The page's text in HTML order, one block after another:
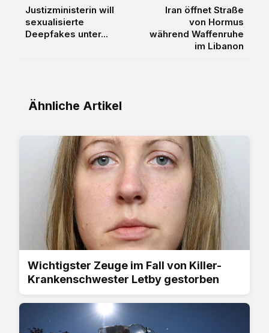
Justizministerin will
sexualisierte
Deepfakes unter...
Iran öffnet Straße
von Hormus
während Waffenruhe
im Libanon
Ähnliche Artikel
Wichtigster Zeuge im Fall von Killer-
Krankenschwester Letby gestorben